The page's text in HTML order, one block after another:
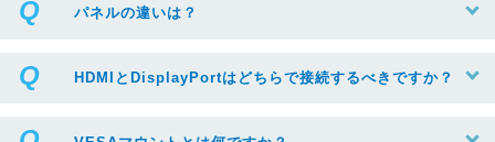
パネルの違いは？
HDMIとDisplayPortはどちらで接続するべきですか？